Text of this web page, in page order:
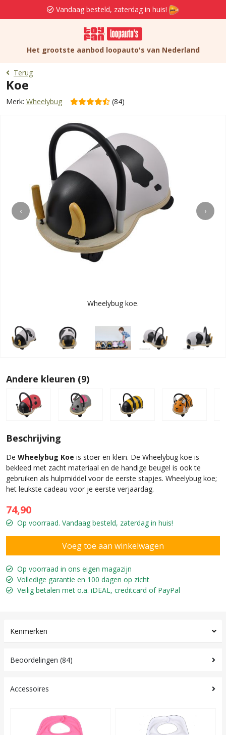
Vandaag besteld, zaterdag in huis!
Het grootste aanbod loopauto's van Nederland
Terug
Koe
Merk: Wheelybug (84)
‹ ›
Wheelybug koe.
Andere kleuren (9)
Beschrijving
De Wheelybug Koe is stoer en klein. De Wheelybug koe is
bekleed met zacht materiaal en de handige beugel is ook te
gebruiken als hulpmiddel voor de eerste stapjes. Wheelybug koe;
het leukste cadeau voor je eerste verjaardag.
74,90
Op voorraad. Vandaag besteld, zaterdag in huis!
Op voorraad in ons eigen magazijn
Volledige garantie en 100 dagen op zicht
Veilig betalen met o.a. iDEAL, creditcard of PayPal
Kenmerken
Beoordelingen (84)
Accessoires